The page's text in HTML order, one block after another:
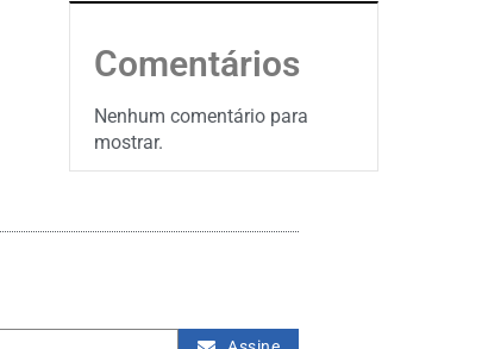
Comentários
Nenhum comentário para
mostrar.